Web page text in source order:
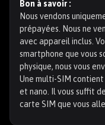
Bon à savoir :
Nous vendons
prépayées. Nous ne
avec appareil inclus.
smartphone que vous
physique, nous vous
Une multi-SIM
et nano. Il vous suffit
carte SIM que vous